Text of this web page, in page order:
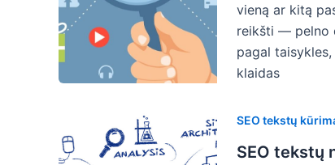
vieną ar kitą
reikšti — pelno
pagal
klaidas
SEO tekstų
SEO tekstų